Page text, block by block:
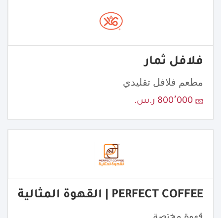
فلافل ثمار
مطعم فلافل تقليدي
800٬000 ر.س.
PERFECT COFFEE | القهوة المثالية